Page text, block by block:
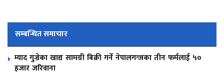
सम्बन्धित समाचार
म्याद गुज्रेका खाद्य सामग्री बिक्री गर्ने नेपालगन्जका तीन फर्मलाई ५०
हजार जरिवाना